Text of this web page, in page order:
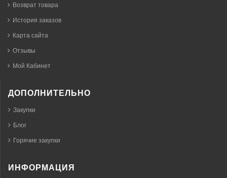
Возврат товара
История заказов
Карта сайта
Отзывы
Мой Кабинет
ДОПОЛНИТЕЛЬНО
Закупки
Блог
Горячие закупки
ИНФОРМАЦИЯ